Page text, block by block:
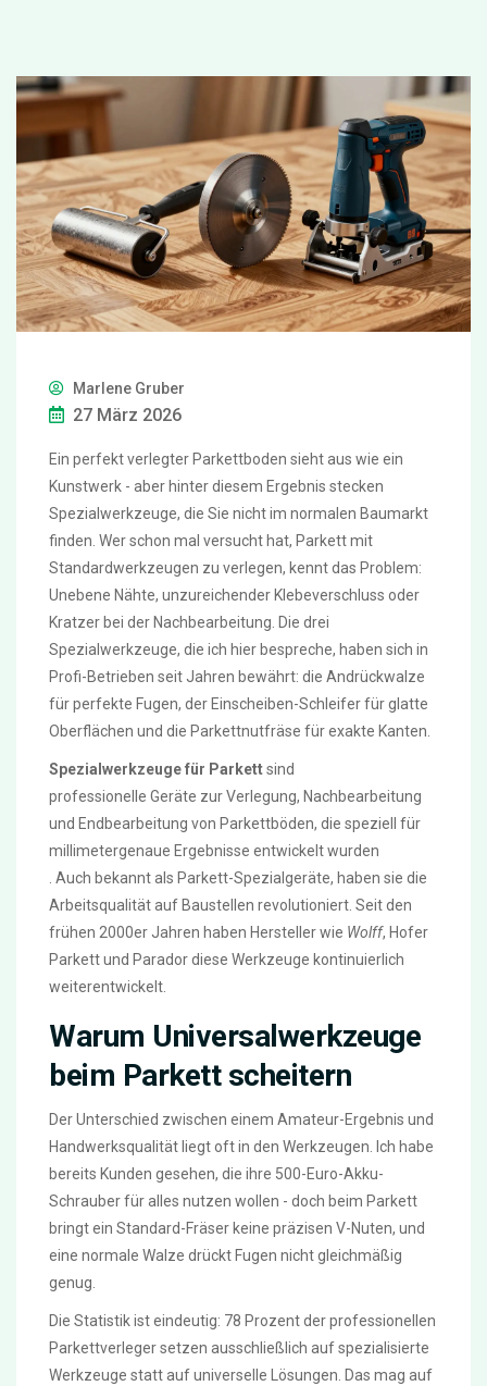
Marlene Gruber
27 März 2026
Ein perfekt verlegter Parkettboden sieht aus wie ein
Kunstwerk - aber hinter diesem Ergebnis stecken
Spezialwerkzeuge, die Sie nicht im normalen Baumarkt
finden. Wer schon mal versucht hat, Parkett mit
Standardwerkzeugen zu verlegen, kennt das Problem:
Unebene Nähte, unzureichender Klebeverschluss oder
Kratzer bei der Nachbearbeitung. Die drei
Spezialwerkzeuge, die ich hier bespreche, haben sich in
Profi-Betrieben seit Jahren bewährt: die Andrückwalze
für perfekte Fugen, der Einscheiben-Schleifer für glatte
Oberflächen und die Parkettnutfräse für exakte Kanten.
Spezialwerkzeuge für Parkettsind
professionelle Geräte zur Verlegung, Nachbearbeitung
und Endbearbeitung von Parkettböden, die speziell für
millimetergenaue Ergebnisse entwickelt wurden
. Auch bekannt als Parkett-Spezialgeräte, haben sie die
Arbeitsqualität auf Baustellen revolutioniert. Seit den
frühen 2000er Jahren haben Hersteller wie Wolff, Hofer
Parkett und Parador diese Werkzeuge kontinuierlich
weiterentwickelt.
Warum Universalwerkzeuge
beim Parkett scheitern
Der Unterschied zwischen einem Amateur-Ergebnis und
Handwerksqualität liegt oft in den Werkzeugen. Ich habe
bereits Kunden gesehen, die ihre 500-Euro-Akku-
Schrauber für alles nutzen wollen - doch beim Parkett
bringt ein Standard-Fräser keine präzisen V-Nuten, und
eine normale Walze drückt Fugen nicht gleichmäßig
genug.
Die Statistik ist eindeutig: 78 Prozent der professionellen
Parkettverleger setzen ausschließlich auf spezialisierte
Werkzeuge statt auf universelle Lösungen. Das mag auf